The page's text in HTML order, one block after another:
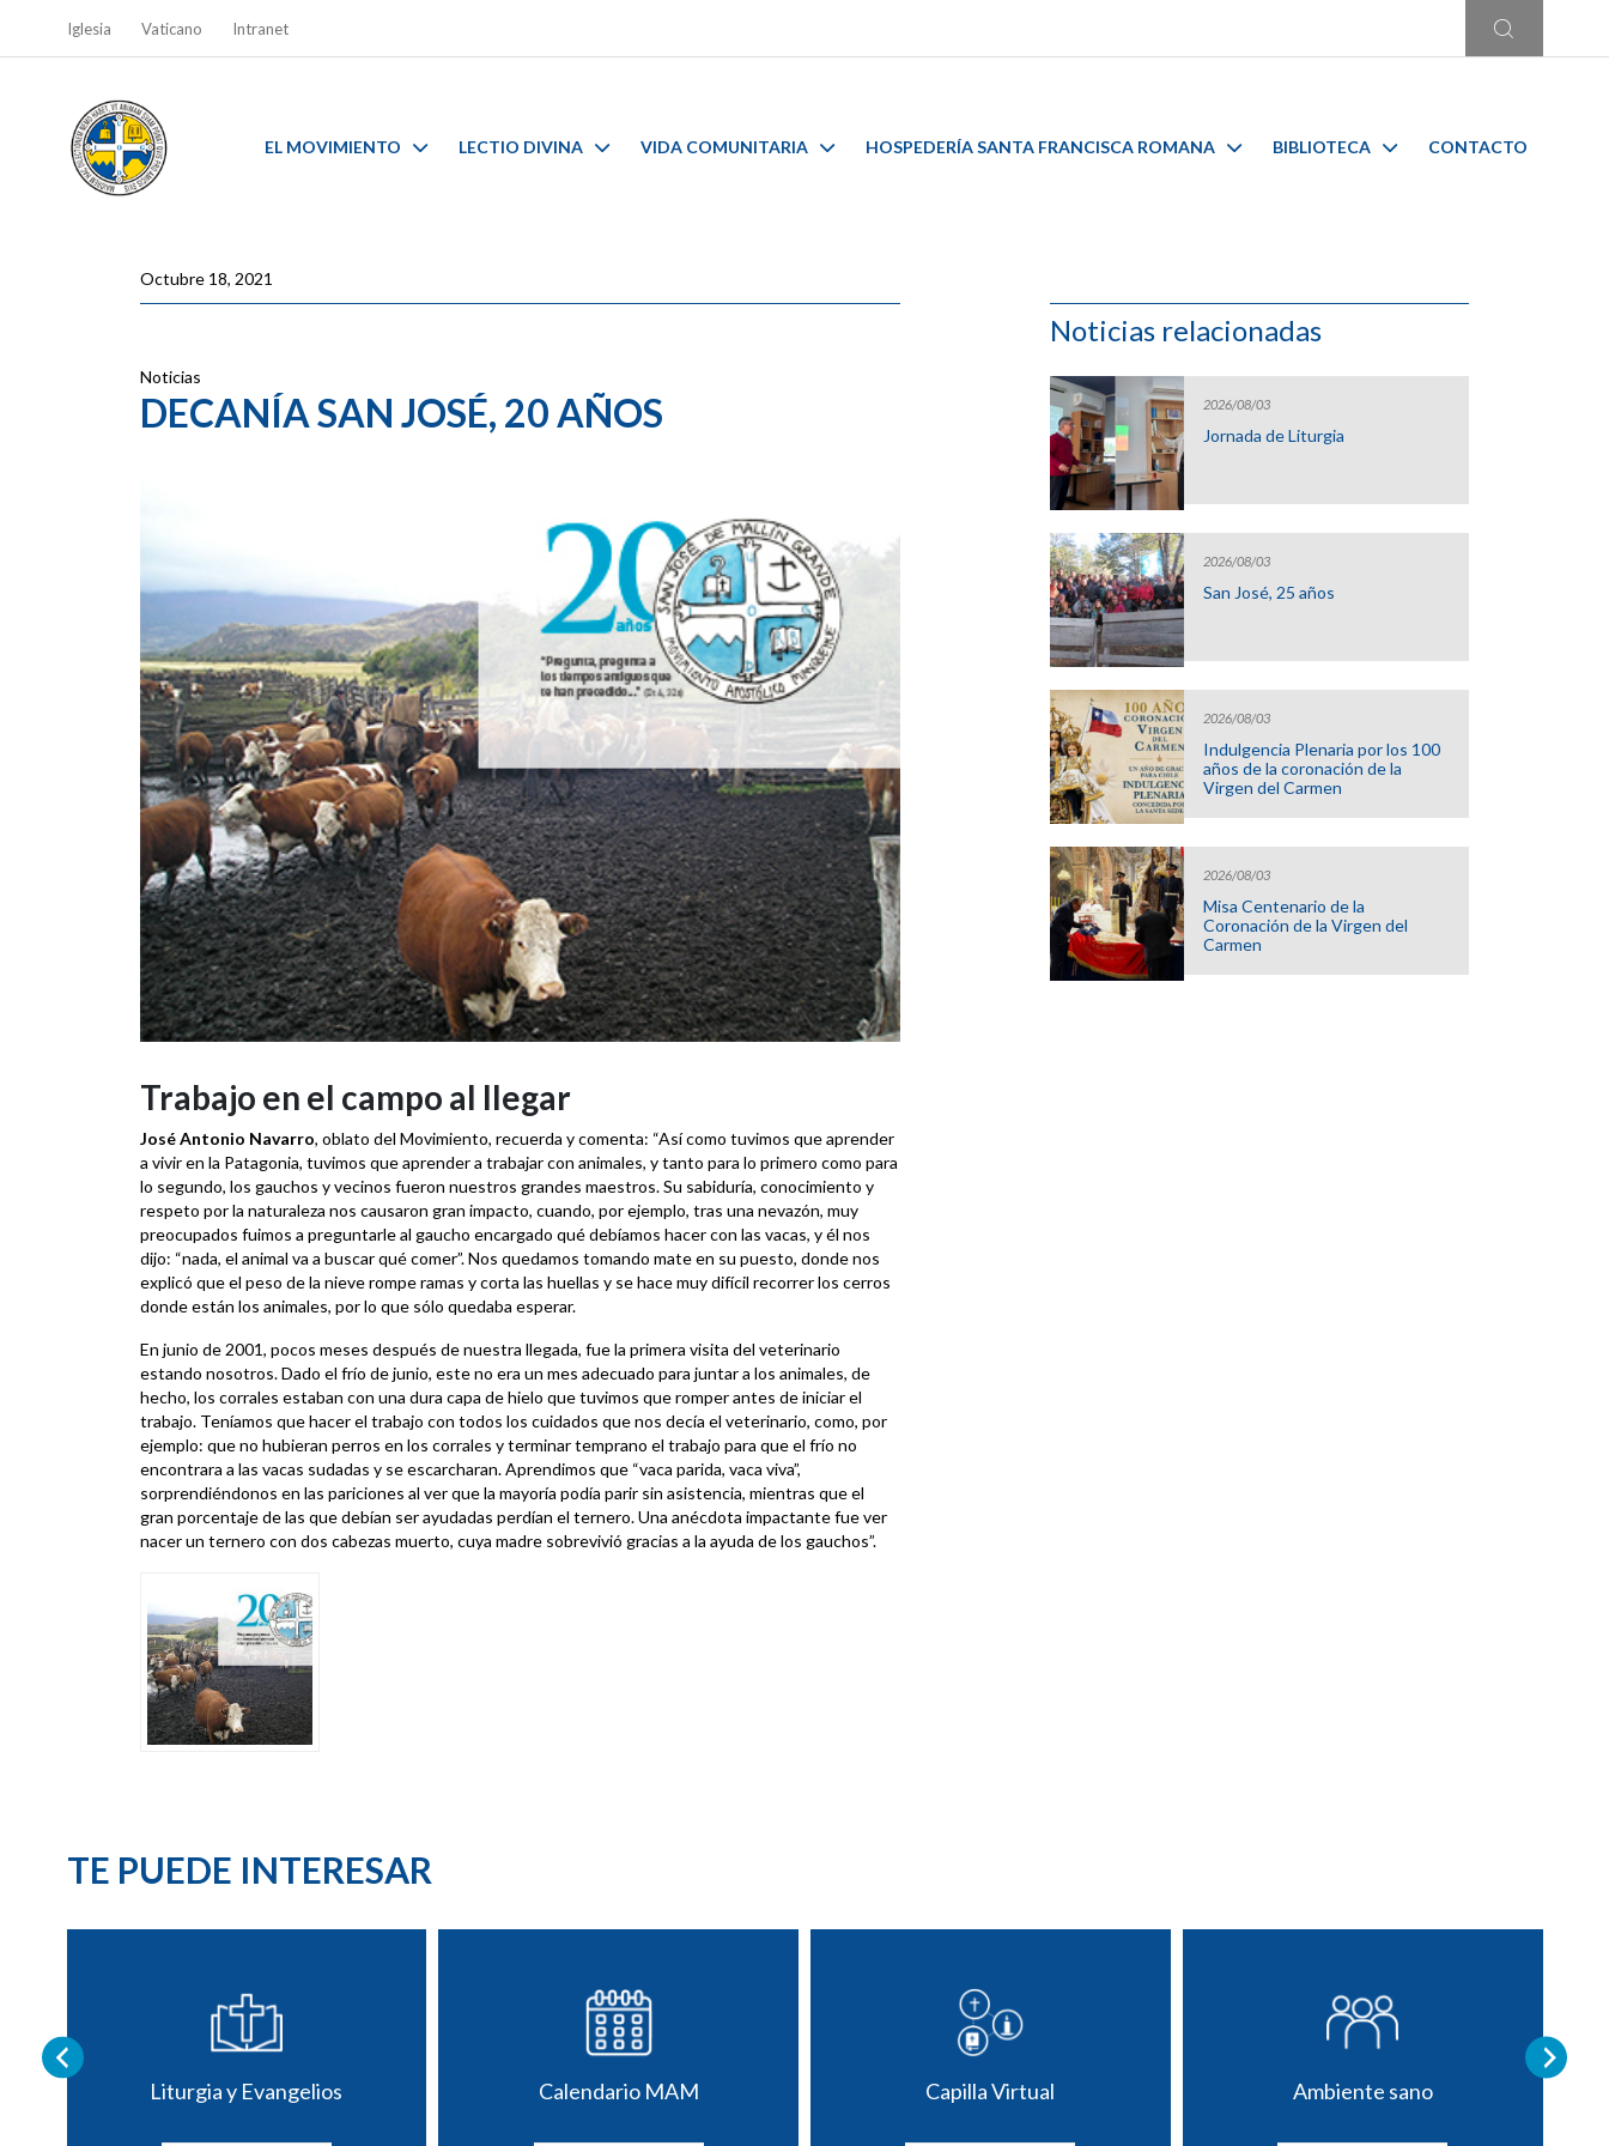
Iglesia Vaticano Intranet
EL MOVIMIENTO LECTIO DIVINA VIDA COMUNITARIA HOSPEDERÍA SANTA FRANCISCA ROMANA BIBLIOTECA CONTACTO
Octubre 18, 2021
Noticias
DECANÍA SAN JOSÉ, 20 AÑOS
Trabajo en el campo al llegar
José Antonio Navarro, oblato del Movimiento, recuerda y comenta: “Así como tuvimos que aprender
a vivir en la Patagonia, tuvimos que aprender a trabajar con animales, y tanto para lo primero como para
lo segundo, los gauchos y vecinos fueron nuestros grandes maestros. Su sabiduría, conocimiento y
respeto por la naturaleza nos causaron gran impacto, cuando, por ejemplo, tras una nevazón, muy
preocupados fuimos a preguntarle al gaucho encargado qué debíamos hacer con las vacas, y él nos
dijo: “nada, el animal va a buscar qué comer”. Nos quedamos tomando mate en su puesto, donde nos
explicó que el peso de la nieve rompe ramas y corta las huellas y se hace muy difícil recorrer los cerros
donde están los animales, por lo que sólo quedaba esperar.
En junio de 2001, pocos meses después de nuestra llegada, fue la primera visita del veterinario
estando nosotros. Dado el frío de junio, este no era un mes adecuado para juntar a los animales, de
hecho, los corrales estaban con una dura capa de hielo que tuvimos que romper antes de iniciar el
trabajo. Teníamos que hacer el trabajo con todos los cuidados que nos decía el veterinario, como, por
ejemplo: que no hubieran perros en los corrales y terminar temprano el trabajo para que el frío no
encontrara a las vacas sudadas y se escarcharan. Aprendimos que “vaca parida, vaca viva”,
sorprendiéndonos en las pariciones al ver que la mayoría podía parir sin asistencia, mientras que el
gran porcentaje de las que debían ser ayudadas perdían el ternero. Una anécdota impactante fue ver
nacer un ternero con dos cabezas muerto, cuya madre sobrevivió gracias a la ayuda de los gauchos”.
Noticias relacionadas
2026/08/03
Jornada de Liturgia
2026/08/03
San José, 25 años
2026/08/03
Indulgencia Plenaria por los 100
años de la coronación de la
Virgen del Carmen
2026/08/03
Misa Centenario de la
Coronación de la Virgen del
Carmen
TE PUEDE INTERESAR
Liturgia y Evangelios Calendario MAM Capilla Virtual Ambiente sano